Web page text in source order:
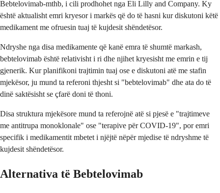
Bebtelovimab-mthb, i cili prodhohet nga Eli Lilly and Company. Ky
është aktualisht emri kryesor i markës që do të hasni kur diskutoni këtë
medikament me ofruesin tuaj të kujdesit shëndetësor.
Ndryshe nga disa medikamente që kanë emra të shumtë markash,
bebtelovimab është relativisht i ri dhe njihet kryesisht me emrin e tij
gjenerik. Kur planifikoni trajtimin tuaj ose e diskutoni atë me stafin
mjekësor, ju mund ta referoni thjesht si "bebtelovimab" dhe ata do të
dinë saktësisht se çfarë doni të thoni.
Disa struktura mjekësore mund ta referojnë atë si pjesë e "trajtimeve
me antitrupa monoklonale" ose "terapive për COVID-19", por emri
specifik i medikamentit mbetet i njëjtë nëpër mjedise të ndryshme të
kujdesit shëndetësor.
Alternativa të Bebtelovimab